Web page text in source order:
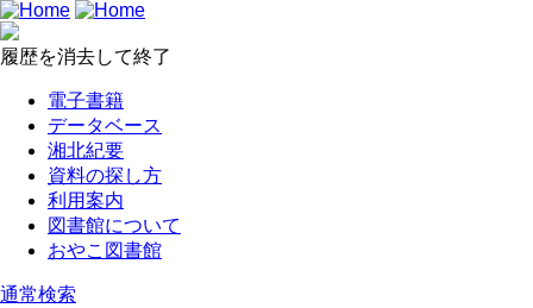
履歴を消去して終了
電子書籍
データベース
湘北紀要
資料の探し方
利用案内
図書館について
おやこ図書館
通常検索